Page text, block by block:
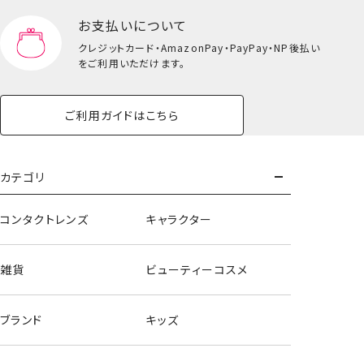
お支払いについて
クレジットカード・AmazonPay・PayPay・NP後払い
をご利用いただけます。
ご利用ガイドはこちら
カテゴリ
コンタクトレンズ キャラクター
雑貨 ビューティーコスメ
ブランド キッズ